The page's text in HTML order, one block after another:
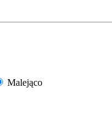
Malejąco